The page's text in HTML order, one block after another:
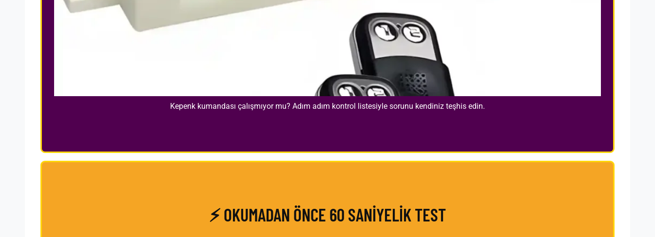
Kepenk kumandası çalışmıyor mu? Adım adım kontrol listesiyle sorunu kendiniz teşhis edin.
⚡ OKUMADAN ÖNCE 60 SANİYELİK TEST